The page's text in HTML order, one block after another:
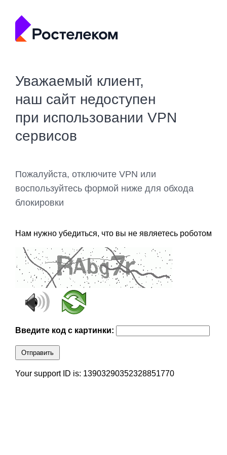
Уважаемый клиент,
наш сайт недоступен
при использовании VPN
сервисов
Пожалуйста, отключите VPN или
воспользуйтесь формой ниже для обхода
блокировки
Нам нужно убедиться, что вы не являетесь роботом
Введите код с картинки:
Отправить
Your support ID is: 13903290352328851770